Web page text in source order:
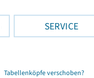
SERVICE
Tabellenköpfe verschoben?